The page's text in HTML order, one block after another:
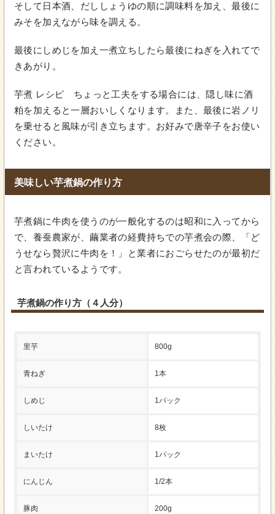
そして日本酒、だししょうゆの順に調味料を加え、最後に
みそを加えながら味を調える。
最後にしめじを加え一煮立ちしたら最後にねぎを入れてで
きあがり。
芋煮 レシピ ちょっと工夫をする場合には、隠し味に酒
粕を加えると一層おいしくなります。また、最後に岩ノリ
を乗せると風味が引き立ちます。お好みで唐辛子をお使い
ください。
美味しい芋煮鍋の作り方
芋煮鍋に牛肉を使うのが一般化するのは昭和に入ってから
で、養蚕農家が、繭業者の経費持ちでの芋煮会の際、「ど
うせなら贅沢に牛肉を！」と業者におごらせたのが最初だ
と言われているようです。
芋煮鍋の作り方（４人分）
里芋 800g
青ねぎ 1本
しめじ 1パック
しいたけ 8枚
まいたけ 1パック
にんじん 1/2本
豚肉 200g